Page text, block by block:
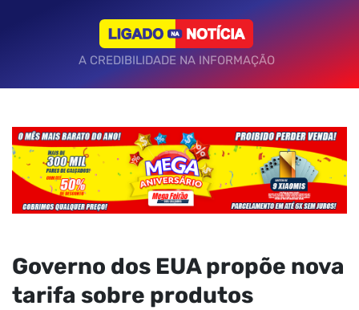
A CREDIBILIDADE NA INFORMAÇÃO
Governo dos EUA propõe nova
tarifa sobre produtos